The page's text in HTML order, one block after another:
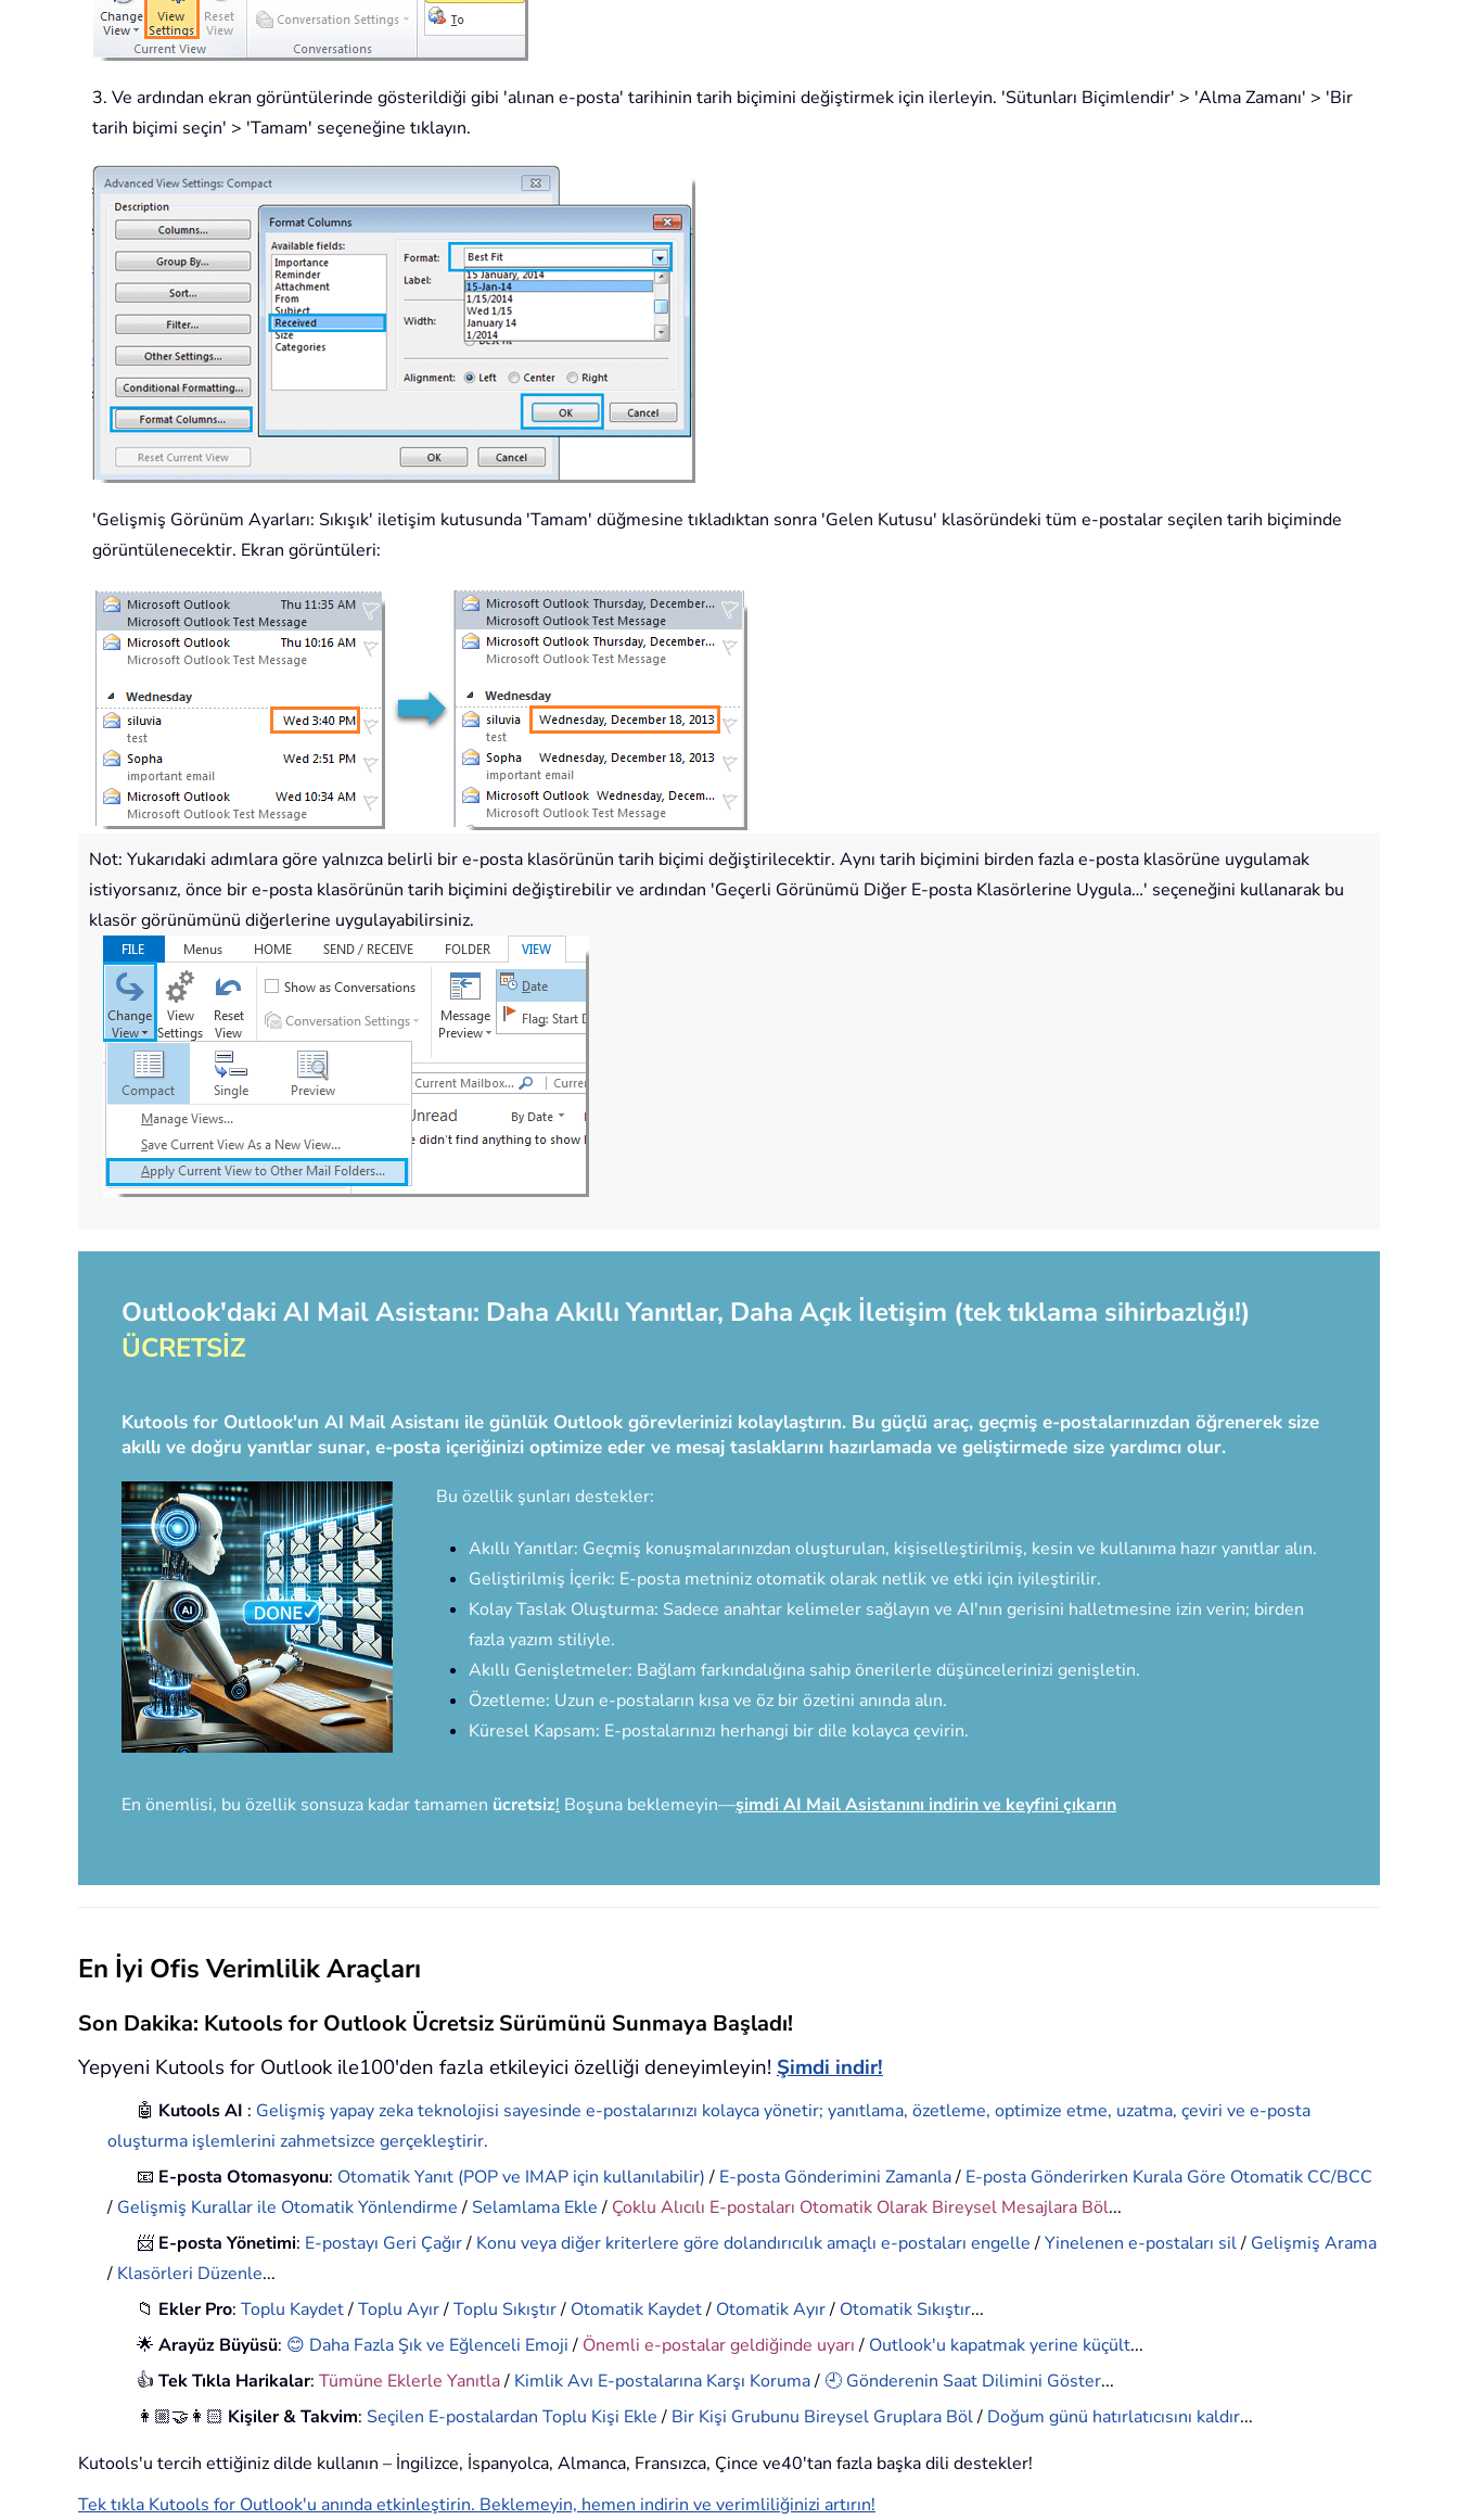
3. Ve ardından ekran görüntülerinde gösterildiği gibi 'alınan e-posta' tarihinin tarih biçimini değiştirmek için ilerleyin. 'Sütunları Biçimlendir' > 'Alma Zamanı' > 'Bir
tarih biçimi seçin' > 'Tamam' seçeneğine tıklayın.
'Gelişmiş Görünüm Ayarları: Sıkışık' iletişim kutusunda 'Tamam' düğmesine tıkladıktan sonra 'Gelen Kutusu' klasöründeki tüm e-postalar seçilen tarih biçiminde
görüntülenecektir. Ekran görüntüleri:
Not: Yukarıdaki adımlara göre yalnızca belirli bir e-posta klasörünün tarih biçimi değiştirilecektir. Aynı tarih biçimini birden fazla e-posta klasörüne uygulamak
istiyorsanız, önce bir e-posta klasörünün tarih biçimini değiştirebilir ve ardından 'Geçerli Görünümü Diğer E-posta Klasörlerine Uygula…' seçeneğini kullanarak bu
klasör görünümünü diğerlerine uygulayabilirsiniz.
Outlook'daki AI Mail Asistanı: Daha Akıllı Yanıtlar, Daha Açık İletişim (tek tıklama sihirbazlığı!)
ÜCRETSİZ
Kutools for Outlook'un AI Mail Asistanı ile günlük Outlook görevlerinizi kolaylaştırın. Bu güçlü araç, geçmiş e-postalarınızdan öğrenerek size
akıllı ve doğru yanıtlar sunar, e-posta içeriğinizi optimize eder ve mesaj taslaklarını hazırlamada ve geliştirmede size yardımcı olur.
Bu özellik şunları destekler:
Akıllı Yanıtlar: Geçmiş konuşmalarınızdan oluşturulan, kişiselleştirilmiş, kesin ve kullanıma hazır yanıtlar alın.
Geliştirilmiş İçerik: E-posta metniniz otomatik olarak netlik ve etki için iyileştirilir.
Kolay Taslak Oluşturma: Sadece anahtar kelimeler sağlayın ve AI'nın gerisini halletmesine izin verin; birden
fazla yazım stiliyle.
Akıllı Genişletmeler: Bağlam farkındalığına sahip önerilerle düşüncelerinizi genişletin.
Özetleme: Uzun e-postaların kısa ve öz bir özetini anında alın.
Küresel Kapsam: E-postalarınızı herhangi bir dile kolayca çevirin.
En önemlisi, bu özellik sonsuza kadar tamamen ücretsiz! Boşuna beklemeyin—şimdi AI Mail Asistanını indirin ve keyfini çıkarın
En İyi Ofis Verimlilik Araçları
Son Dakika: Kutools for Outlook Ücretsiz Sürümünü Sunmaya Başladı!
Yepyeni Kutools for Outlook ile100'den fazla etkileyici özelliği deneyimleyin! Şimdi indir!
🤖 Kutools AI : Gelişmiş yapay zeka teknolojisi sayesinde e-postalarınızı kolayca yönetir; yanıtlama, özetleme, optimize etme, uzatma, çeviri ve e-posta
oluşturma işlemlerini zahmetsizce gerçekleştirir.
📧 E-posta Otomasyonu: Otomatik Yanıt (POP ve IMAP için kullanılabilir)/ E-posta Gönderimini Zamanla/ E-posta Gönderirken Kurala Göre Otomatik CC/BCC
/ Gelişmiş Kurallar ile Otomatik Yönlendirme/ Selamlama Ekle/ Çoklu Alıcılı E-postaları Otomatik Olarak Bireysel Mesajlara Böl...
📨 E-posta Yönetimi: E-postayı Geri Çağır/ Konu veya diğer kriterlere göre dolandırıcılık amaçlı e-postaları engelle/Yinelenen e-postaları sil/ Gelişmiş Arama
/ Klasörleri Düzenle...
📁 Ekler Pro:Toplu Kaydet/Toplu Ayır/Toplu Sıkıştır/ Otomatik Kaydet/ Otomatik Ayır/ Otomatik Sıkıştır...
🌟Arayüz Büyüsü: 😊 Daha Fazla Şık ve Eğlenceli Emoji/ Önemli e-postalar geldiğinde uyarı/ Outlook'u kapatmak yerine küçült...
👍Tek Tıkla Harikalar:Tümüne Eklerle Yanıtla/ Kimlik Avı E-postalarına Karşı Koruma/ 🕘 Gönderenin Saat Dilimini Göster...
👩🏼‍🤝‍👩🏻 Kişiler & Takvim: Seçilen E-postalardan Toplu Kişi Ekle/ Bir Kişi Grubunu Bireysel Gruplara Böl/ Doğum günü hatırlatıcısını kaldır...
Kutools'u tercih ettiğiniz dilde kullanın – İngilizce, İspanyolca, Almanca, Fransızca, Çince ve40'tan fazla başka dili destekler!
Tek tıkla Kutools for Outlook'u anında etkinleştirin. Beklemeyin, hemen indirin ve verimliliğinizi artırın!